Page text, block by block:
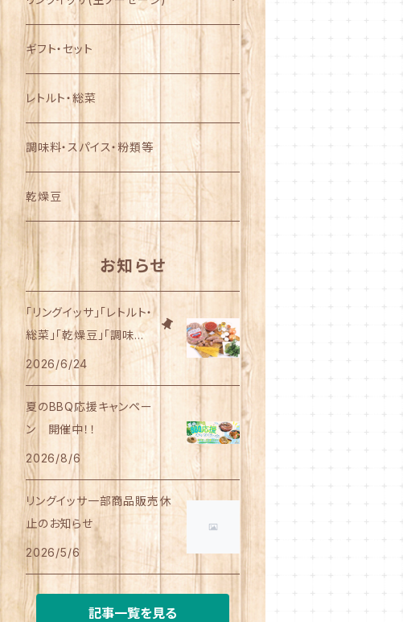
NEW! AYASE CHURRASCO
ぐるぐるタイプ
フランクタイプ
かながわ綾瀬シリーズ
500g～サイズ
1Kgサイズ
業務用サイズ
ギフト・セット
レトルト・総菜
調味料・スパイス・粉類等
乾燥豆
お知らせ
「リングイッサ」「レトルト・
総菜」「乾燥豆」「調味料・
スパイス・粉類」と送料の
価格改定のお知らせ
2026/6/24
夏のBBQ応援キャンペー
ン 開催中！！
2026/8/6
リングイッサ一部商品販売休
止のお知らせ
2026/5/6
記事一覧を見る